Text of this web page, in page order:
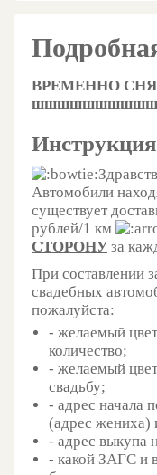
ВРЕМЕННО
Автомобили
существует
рублей/1 км
СТОРОНУ за
При составлении
свадебных
пожалуйста:
- желаемый
количество;
- желаемый
свадьбу;
- адрес начала
(адрес
- адрес
- какой ЗАГС и